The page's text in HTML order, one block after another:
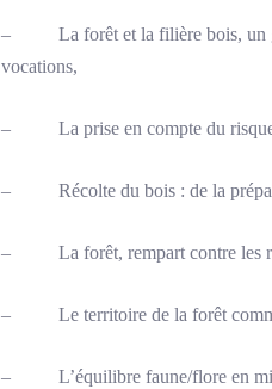
– La forêt et la filière bois, un
vocations,
– La prise en compte du risque
– Récolte du bois : de la
– La forêt, rempart contre les
– Le territoire de la forêt
– L’équilibre faune/flore en